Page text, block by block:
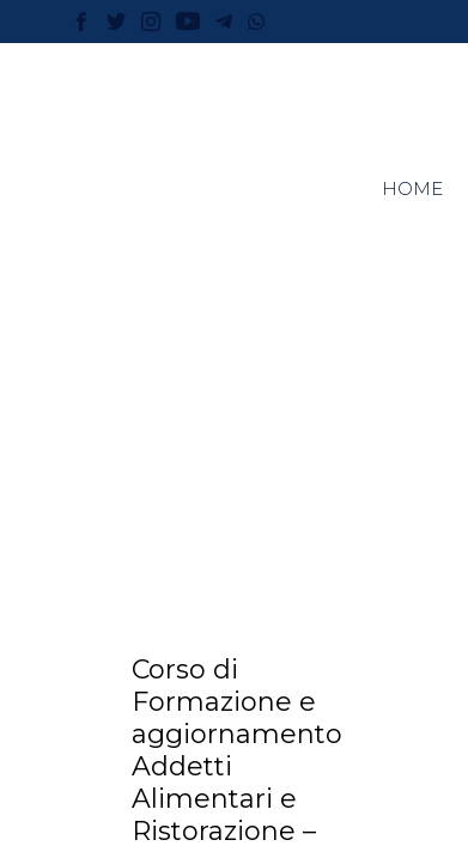
HOME
Corso di
Formazione e
aggiornamento
Addetti
Alimentari e
Ristorazione –